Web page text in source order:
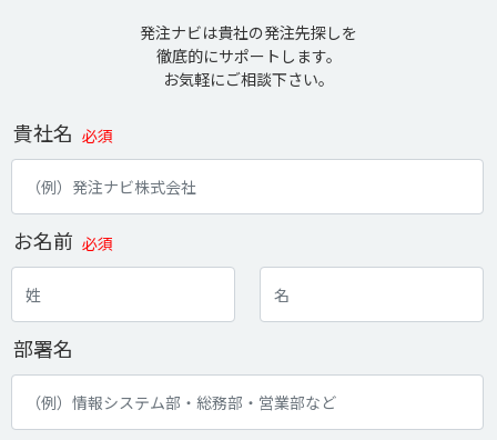
発注ナビは貴社の発注先探しを
徹底的にサポートします。
お気軽にご相談下さい。
貴社名 必須
お名前 必須
部署名